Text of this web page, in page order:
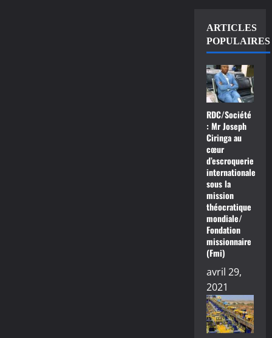
ARTICLES
POPULAIRES
RDC/Société
: Mr Joseph
Ciringa au
cœur
d’escroquerie
internationale
sous la
mission
théocratique
mondiale/
Fondation
missionnaire
(Fmi)
avril 29,
2021